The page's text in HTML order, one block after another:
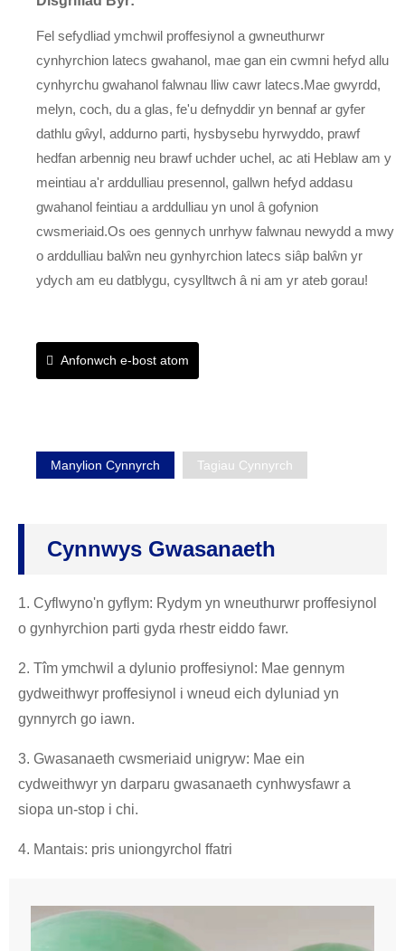
Fel sefydliad ymchwil proffesiynol a gwneuthurwr
cynhyrchion latecs gwahanol, mae gan ein cwmni hefyd allu
cynhyrchu gwahanol falwnau lliw cawr latecs.Mae gwyrdd,
melyn, coch, du a glas, fe'u defnyddir yn bennaf ar gyfer
dathlu gŵyl, addurno parti, hysbysebu hyrwyddo, prawf
hedfan arbennig neu brawf uchder uchel, ac ati Heblaw am y
meintiau a'r arddulliau presennol, gallwn hefyd addasu
gwahanol feintiau a arddulliau yn unol â gofynion
cwsmeriaid.Os oes gennych unrhyw falwnau newydd a mwy
o arddulliau balŵn neu gynhyrchion latecs siâp balŵn yr
ydych am eu datblygu, cysylltwch â ni am yr ateb gorau!
Anfonwch e-bost atom
Manylion Cynnyrch Tagiau Cynnyrch
Cynnwys Gwasanaeth
1. Cyflwyno'n gyflym: Rydym yn wneuthurwr proffesiynol
o gynhyrchion parti gyda rhestr eiddo fawr.
2. Tîm ymchwil a dylunio proffesiynol: Mae gennym
gydweithwyr proffesiynol i wneud eich dyluniad yn
gynnyrch go iawn.
3. Gwasanaeth cwsmeriaid unigryw: Mae ein
cydweithwyr yn darparu gwasanaeth cynhwysfawr a
siopa un-stop i chi.
4. Mantais: pris uniongyrchol ffatri